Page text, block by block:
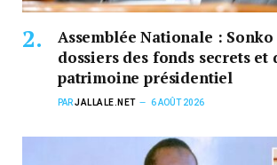
Assemblée Nationale :
dossiers des fonds secrets et
patrimoine présidentiel
PARJALLALE.NET 6 AOÛT 2026